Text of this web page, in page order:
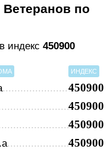
по
индекс 450900
ИНДЕКС
450900
450900
450900
450900